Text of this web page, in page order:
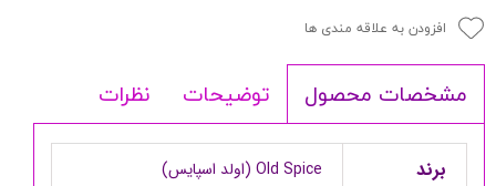
افزودن به علاقه مندی ها
مشخصات محصول توضیحات نظرات
برند Old Spice (اولد اسپایس)